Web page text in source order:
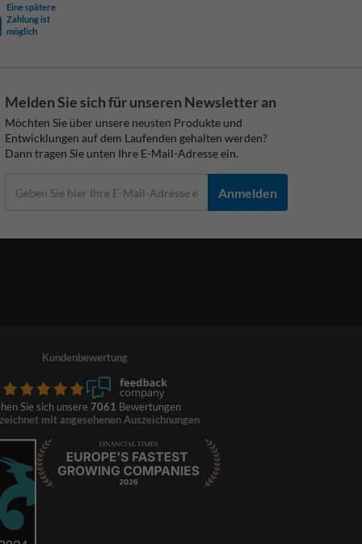
Eine spätere
Zahlung ist
möglich
Melden Sie sich für unseren Newsletter an
Möchten Sie über unsere neusten Produkte und
Entwicklungen auf dem Laufenden gehalten werden?
Dann tragen Sie unten Ihre E-Mail-Adresse ein.
Anmelden
Kundenbewertung
Sie sich unsere 7061 Bewertungen
mit angesehenen Auszeichnungen